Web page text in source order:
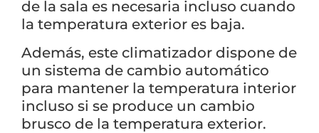
de la sala es necesaria incluso cuando
la temperatura exterior es baja.
Además, este climatizador dispone de
un sistema de cambio automático
para mantener la temperatura interior
incluso si se produce un cambio
brusco de la temperatura exterior.